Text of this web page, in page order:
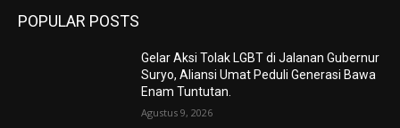
POPULAR POSTS
Gelar Aksi Tolak LGBT di Jalanan Gubernur
Suryo, Aliansi Umat Peduli Generasi Bawa
Enam Tuntutan.
Agustus 9, 2026